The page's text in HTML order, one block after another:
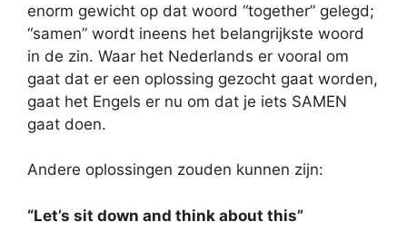
enorm gewicht op dat woord “together” gelegd;
“samen” wordt ineens het belangrijkste woord
in de zin. Waar het Nederlands er vooral om
gaat dat er een oplossing gezocht gaat worden,
gaat het Engels er nu om dat je iets SAMEN
gaat doen.
Andere oplossingen zouden kunnen zijn:
“Let’s sit down and think about this”